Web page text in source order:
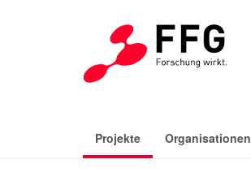
Projekte(aktiv)Organisationen